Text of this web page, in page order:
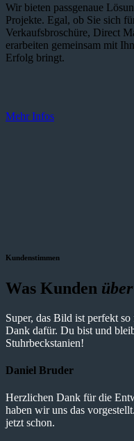
Wir bieten passgenaue
Projekte. Egal, ob Sie sich
Verkaufsbroschüre, Direct
erarbeiten gemeinsam mit
Erfolg bringt.
Mehr Infos
Kundenstimmen
Was Kunden
Super, das Bild ist perfekt
Dank dafür. Du bist und
Stuhrbeckstanien!
Daniel Bruder
Herzlichen Dank für die
haben wir uns das
jetzt schon.